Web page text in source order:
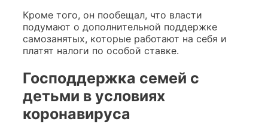
Кроме того, он пообещал, что власти
подумают о дополнительной поддержке
самозанятых, которые работают на себя и
платят налоги по особой ставке.
Господдержка семей с
детьми в условиях
коронавируса